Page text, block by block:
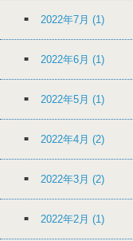
2022年7月 (1)
2022年6月 (1)
2022年5月 (1)
2022年4月 (2)
2022年3月 (2)
2022年2月 (1)